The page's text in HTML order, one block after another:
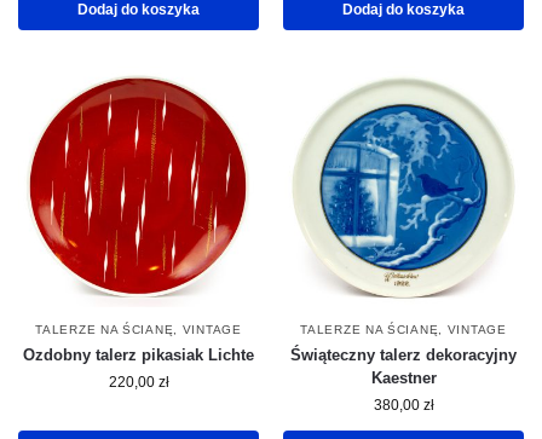
Dodaj do koszyka Dodaj do koszyka
TALERZE NA ŚCIANĘ VINTAGE
Ozdobny talerz pikasiak Lichte
220,00 zł
TALERZE NA ŚCIANĘ VINTAGE
Świąteczny talerz dekoracyjny
Kaestner
380,00 zł